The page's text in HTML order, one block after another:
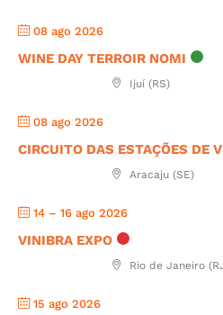
08 ago 2026
WINE DAY TERROIR NOMI
Ijuí (RS)
08 ago 2026
CIRCUITO DAS ESTAÇÕES DE
Aracaju (SE)
14 – 16 ago 2026
VINIBRA EXPO
Rio de Janeiro
15 ago 2026